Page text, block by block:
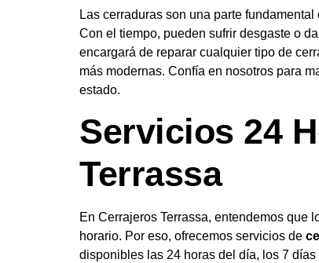
Las cerraduras son una parte
Con el tiempo, pueden sufrir desgaste o
encargará de reparar cualquier tipo de
más modernas. Confía en nosotros para
estado.
Servicios 24
Terrassa
En Cerrajeros Terrassa, entendemos que
horario. Por eso, ofrecemos servicios de
disponibles las 24 horas del día, los 7